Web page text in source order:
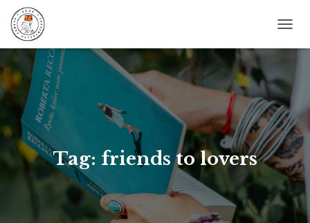
Tag: friends to lovers